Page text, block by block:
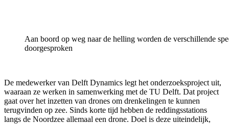
Aan boord op weg naar de helling worden de verschillende
doorgesproken
De medewerker van Delft Dynamics legt het onderzoeksproject uit,
waaraan ze werken in samenwerking met de TU Delft. Dat project
gaat over het inzetten van drones om drenkelingen te kunnen
terugvinden op zee. Sinds korte tijd hebben de reddingsstations
langs de Noordzee allemaal een drone. Doel is deze uiteindelijk,